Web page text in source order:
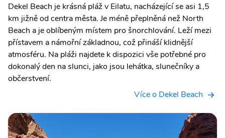
Dekel Beach je krásná pláž v Eilatu, nacházející se asi 1,5
km jižně od centra města. Je méně přeplněná než North
Beach a je oblíbeným místem pro šnorchlování. Leží mezi
přístavem a námořní základnou, což přináší klidnější
atmosféru. Na pláži najdete k dispozici vše potřebné pro
dokonalý den na slunci, jako jsou lehátka, slunečníky a
občerstvení.
Více o Dekel Beach